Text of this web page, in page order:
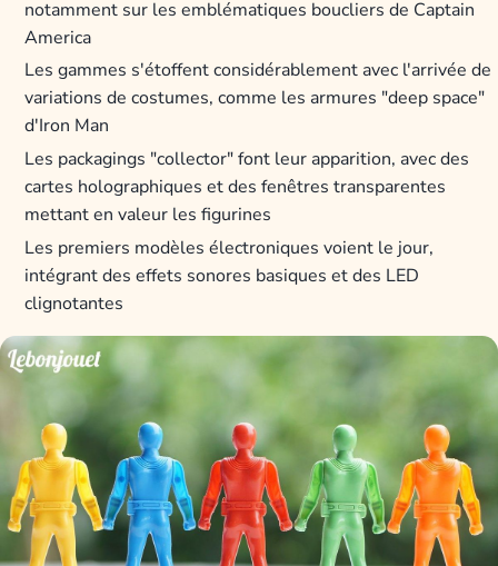
notamment sur les emblématiques boucliers de Captain
America
Les gammes s'étoffent considérablement avec l'arrivée de
variations de costumes, comme les armures "deep space"
d'Iron Man
Les packagings "collector" font leur apparition, avec des
cartes holographiques et des fenêtres transparentes
mettant en valeur les figurines
Les premiers modèles électroniques voient le jour,
intégrant des effets sonores basiques et des LED
clignotantes